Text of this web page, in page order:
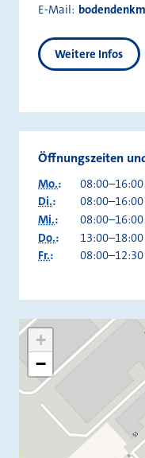
E-Mail:
Weitere Infos
Öffnungszeiten
Mo.:
Di.:
Mi.:
Do.:
Fr.:
+
−